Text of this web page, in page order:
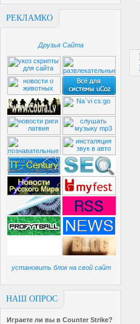
РЕКЛАМКО
Друзья Сайта
установить блок на свой сайт
НАШ ОПРОС
Играете ли вы в Counter Strike?